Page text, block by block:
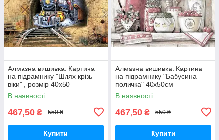
Алмазна вишивка. Картина
на підрамнику "Шлях крізь
віки" , розмір 40х50
В наявності
467,50 ₴ 550 ₴
Купити
Алмазна вишивка. Картина
на підрамнику "Бабусина
поличка" 40x50см
В наявності
467,50 ₴ 550 ₴
Купити